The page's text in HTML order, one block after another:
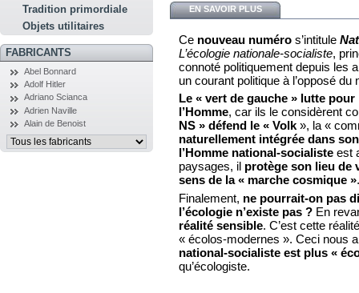
Tradition primordiale
Objets utilitaires
FABRICANTS
Abel Bonnard
Adolf Hitler
Adriano Scianca
Adrien Naville
Alain de Benoist
EN SAVOIR PLUS
Ce nouveau numéro s’intitule
L’écologie nationale-socialiste,
connoté politiquement depuis les
un courant politique à l’opposé
Le « vert de gauche » lutte pour
l’Homme, car ils le considèrent
NS » défend le « Volk », la «
naturellement intégrée dans
l’Homme national-socialiste est
paysages, il protège son lieu de
sens de la « marche cosmique ».
Finalement, ne pourrait-on pas
l’écologie n’existe pas ? En
réalité sensible. C’est cette
« écolos-modernes ». Ceci nous
national-socialiste est plus «
qu’écologiste.